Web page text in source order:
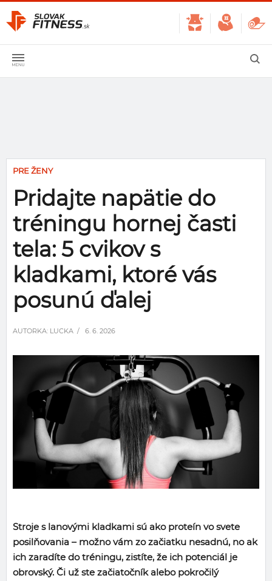
PRE ŽENY
Pridajte napätie do
tréningu hornej časti
tela: 5 cvikov s
kladkami, ktoré vás
posunú ďalej
AUTORKA: LUCKA / 6. 6. 2026
Stroje s lanovými kladkami sú ako proteín vo svete
posilňovania – možno vám zo začiatku nesadnú, no ak
ich zaradíte do tréningu, zistíte, že ich potenciál je
obrovský. Či už ste začiatočník alebo pokročilý